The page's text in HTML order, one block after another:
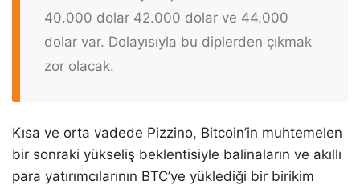
40.000 dolar 42.000 dolar ve 44.000
dolar var. Dolayısıyla bu diplerden çıkmak
zor olacak.
Kısa ve orta vadede Pizzino, Bitcoin’in muhtemelen
bir sonraki yükseliş beklentisiyle balinaların ve akıllı
para yatırımcılarının BTC’ye yüklediği bir birikim